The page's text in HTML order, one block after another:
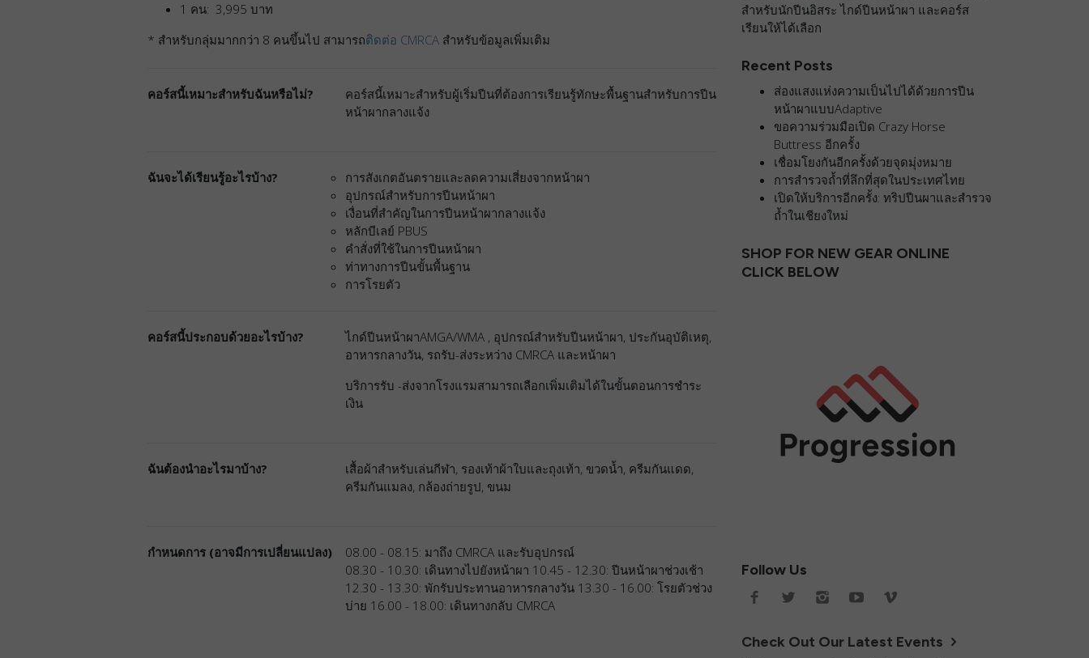
1 คน: 3,995 บาท
* สำหรับกลุ่มมากกว่า 8 คนขึ้นไป สามารถติดต่อ CMRCA สำหรับข้อมูลเพิ่มเติม
คอร์สนี้เหมาะสำหรับฉันหรือไม่?
คอร์สนี้เหมาะสำหรับผู้เริ่มปีนที่ต้องการเรียนรู้ทักษะพื้นฐานสำหรับการปีน
หน้าผากลางแจ้ง
ฉันจะได้เรียนรู้อะไรบ้าง?
การสังเกตอันตรายและลดความเสี่ยงจากหน้าผา
อุปกรณ์สำหรับการปีนหน้าผา
เงื่อนที่สำคัญในการปีนหน้าผากลางแจ้ง
หลักบีเลย์ PBUS
คำสั่งที่ใช้ในการปีนหน้าผา
ท่าทางการปีนขั้นพื้นฐาน
การโรยตัว
คอร์สนี้ประกอบด้วยอะไรบ้าง?
ไกด์ปีนหน้าผาAMGA/WMA , อุปกรณ์สำหรับปีนหน้าผา, ประกันอุบัติเหตุ,
อาหารกลางวัน, รถรับ-ส่งระหว่าง CMRCA และหน้าผา
บริการรับ -ส่งจากโรงแรมสามารถเลือกเพิ่มเติมได้ในขั้นตอนการชำระ
เงิน
ฉันต้องนำอะไรมาบ้าง?
เสื้อผ้าสำหรับเล่นกีฬา, รองเท้าผ้าใบและถุงเท้า, ขวดน้ำ, ครีมกันแดด,
ครีมกันแมลง, กล้องถ่ายรูป, ขนม
กำหนดการ (อาจมีการเปลี่ยนแปลง)
08.00 - 08.15: มาถึง CMRCA และรับอุปกรณ์
08.30 - 10.30: เดินทางไปยังหน้าผา 10.45 - 12.30: ปีนหน้าผาช่วงเช้า
12.30 - 13.30: พักรับประทานอาหารกลางวัน 13.30 - 16.00: โรยตัวช่วง
บ่าย 16.00 - 18.00: เดินทางกลับ CMRCA
สำหรับนักปีนอิสระ ไกด์ปีนหน้าผา และคอร์ส
เรียนให้ได้เลือก
Recent Posts
ส่องแสงแห่งความเป็นไปได้ด้วยการปีน
หน้าผาแบบAdaptive
ขอความร่วมมือเปิด Crazy Horse
Buttress อีกครั้ง
เชื่อมโยงกันอีกครั้งด้วยจุดมุ่งหมาย
การสำรวจถ้ำที่ลึกที่สุดในประเทศไทย
เปิดให้บริการอีกครั้ง: ทริปปีนผาและสำรวจ
ถ้ำในเชียงใหม่
SHOP FOR NEW GEAR ONLINE
CLICK BELOW
Follow Us
Check Out Our Latest Events